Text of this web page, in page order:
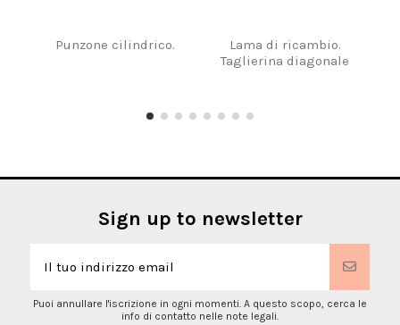
Punzone cilindrico.
Lama di ricambio.
Taglierina diagonale
Sign up to newsletter
Puoi annullare l'iscrizione in ogni momenti. A questo scopo, cerca le
info di contatto nelle note legali.